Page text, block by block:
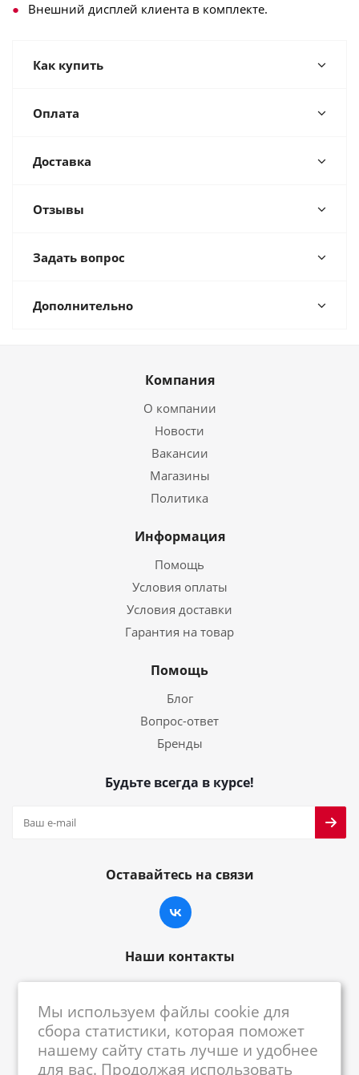
Внешний дисплей клиента в комплекте.
Как купить
Оплата
Доставка
Отзывы
Задать вопрос
Дополнительно
Компания
О компании
Новости
Вакансии
Магазины
Политика
Информация
Помощь
Условия оплаты
Условия доставки
Гарантия на товар
Помощь
Блог
Вопрос-ответ
Бренды
Будьте всегда в курсе!
Оставайтесь на связи
Наши контакты
centrkkm@centrkkm.ru
185005, г. Петрозаводск, ул. Промышленная,
Мы используем файлы cookie для
сбора статистики, которая поможет
нашему сайту стать лучше и удобнее
для вас. Продолжая использовать